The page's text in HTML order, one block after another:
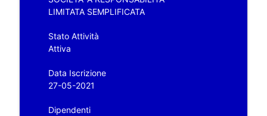
LIMITATA SEMPLIFICATA
Stato Attività
Attiva
Data Iscrizione
27-05-2021
Dipendenti